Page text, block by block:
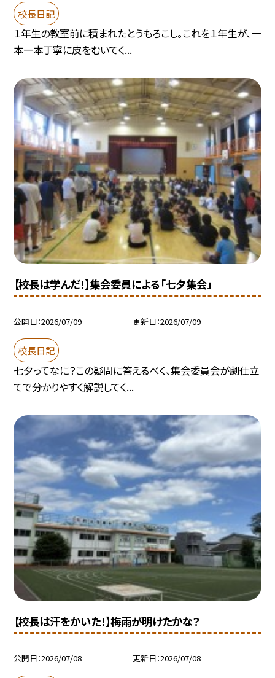
校長日記
１年生の教室前に積まれたとうもろこし。これを１年生が、一
本一本丁寧に皮をむいてく...
【校長は学んだ！】集会委員による「七夕集会」
公開日 2026/07/09 更新日 2026/07/09
校長日記
七夕ってなに？この疑問に答えるべく、集会委員会が劇仕立
てで分かりやすく解説してく...
【校長は汗をかいた！】梅雨が明けたかな？
公開日 2026/07/08 更新日 2026/07/08